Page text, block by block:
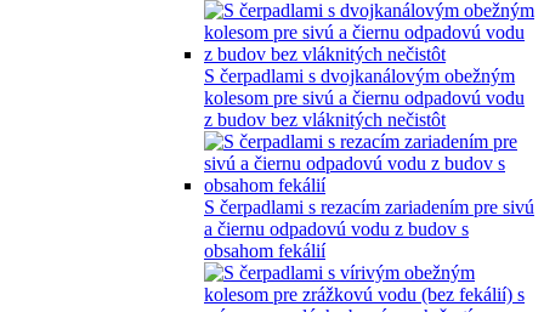
S čerpadlami s dvojkanálovým obežným
kolesom pre sivú a čiernu odpadovú vodu
z budov bez vláknitých nečistôt
S čerpadlami s rezacím zariadením pre sivú
a čiernu odpadovú vodu z budov s
obsahom fekálií